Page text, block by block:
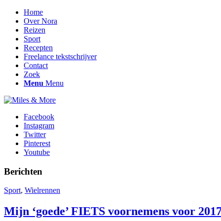
Home
Over Nora
Reizen
Sport
Recepten
Freelance tekstschrijver
Contact
Zoek
Menu Menu
Facebook
Instagram
Twitter
Pinterest
Youtube
Berichten
Sport, Wielrennen
Mijn ‘goede’ FIETS voornemens voor